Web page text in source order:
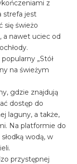
z
strefa jest
się świeżo
a nawet uciec od
„Stół
na świeżym
gdzie znajdują
dostęp do
laguny, a także,
Na platformie do
wodą, w
przystępnej